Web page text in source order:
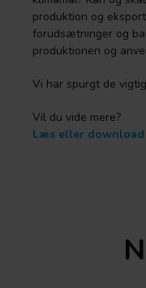
produktion og
forudsætninger og
produktionen og
Vi har spurgt de
Vil du vide mere?
Læs eller download